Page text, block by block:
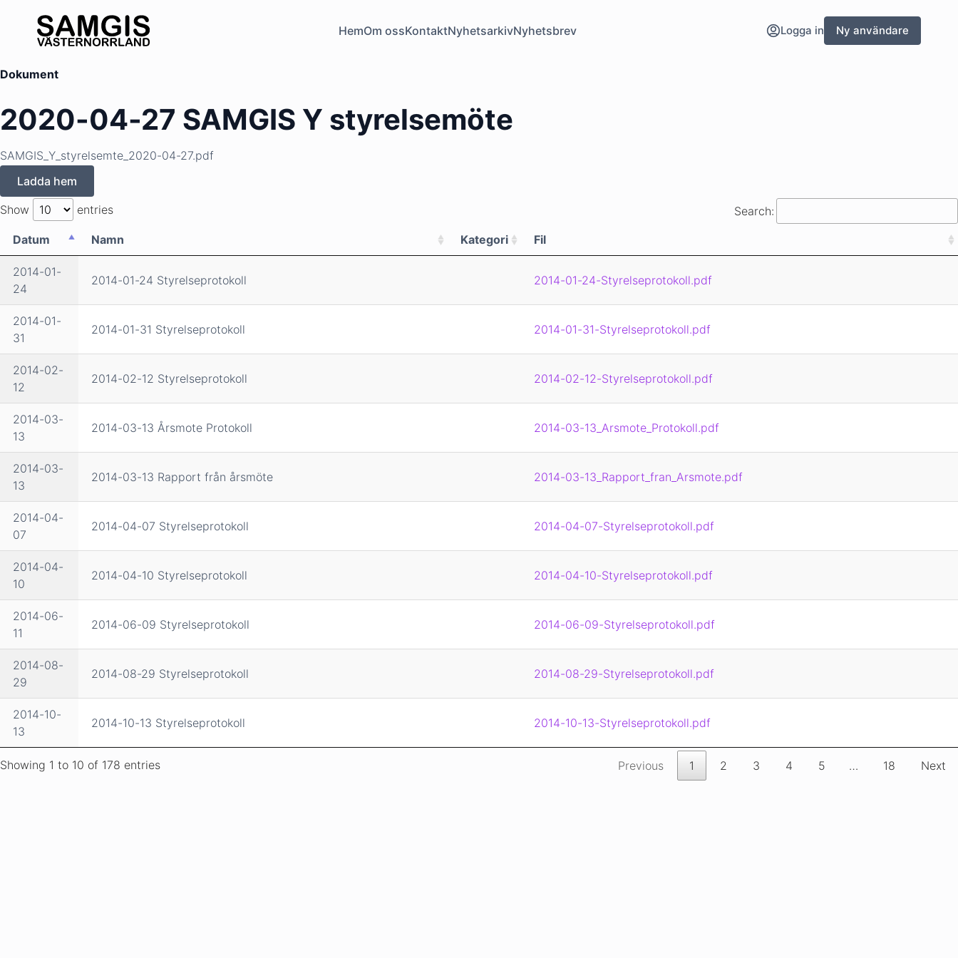
HemOm ossKontaktNyhetsarkivNyhetsbrev Logga in Ny användare
Dokument
2020-04-27 SAMGIS Y styrelsemöte
SAMGIS_Y_styrelsemte_2020-04-27.pdf
Ladda hem
Show
entries
Search:
Datum
Namn Kategori Fil
2014-01-
24
2014-01-24 Styrelseprotokoll 2014-01-24-Styrelseprotokoll.pdf
2014-01-
31
2014-01-31 Styrelseprotokoll 2014-01-31-Styrelseprotokoll.pdf
2014-02-
12
2014-02-12 Styrelseprotokoll 2014-02-12-Styrelseprotokoll.pdf
2014-03-
13
2014-03-13 Årsmote Protokoll 2014-03-13_Arsmote_Protokoll.pdf
2014-03-
13
2014-03-13 Rapport från årsmöte 2014-03-13_Rapport_fran_Arsmote.pdf
2014-04-
07
2014-04-07 Styrelseprotokoll 2014-04-07-Styrelseprotokoll.pdf
2014-04-
10
2014-04-10 Styrelseprotokoll 2014-04-10-Styrelseprotokoll.pdf
2014-06-
11
2014-06-09 Styrelseprotokoll 2014-06-09-Styrelseprotokoll.pdf
2014-08-
29
2014-08-29 Styrelseprotokoll 2014-08-29-Styrelseprotokoll.pdf
2014-10-
13
2014-10-13 Styrelseprotokoll 2014-10-13-Styrelseprotokoll.pdf
Showing 1 to 10 of 178 entries Previous 1 2 3 4 5 … 18 Next